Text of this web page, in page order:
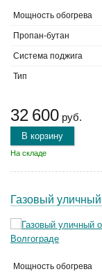
Мощность обогрева
Пропан-бутан
Система поджига
Тип
32 600 руб.
В корзину
На складе
Газовый
Мощность обогрева